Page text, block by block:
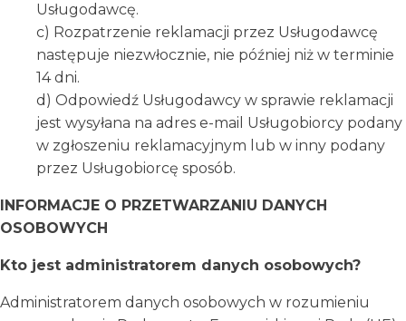
Usługodawcę.
c) Rozpatrzenie reklamacji przez Usługodawcę
następuje niezwłocznie, nie później niż w terminie
14 dni.
d) Odpowiedź Usługodawcy w sprawie reklamacji
jest wysyłana na adres e-mail Usługobiorcy podany
w zgłoszeniu reklamacyjnym lub w inny podany
przez Usługobiorcę sposób.
INFORMACJE O PRZETWARZANIU DANYCH
OSOBOWYCH
Kto jest administratorem danych osobowych?
Administratorem danych osobowych w rozumieniu